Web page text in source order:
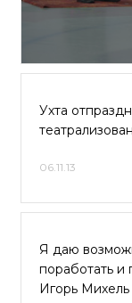
Ухта
06.11.13
Я даю
поработать и
Игорь Михель